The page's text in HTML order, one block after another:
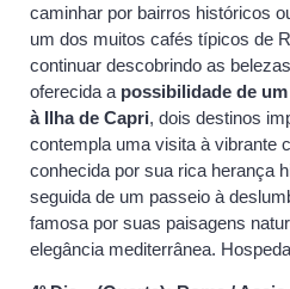
caminhar por bairros históricos
um dos muitos cafés típicos de
continuar descobrindo as
oferecida a possibilidade de
à Ilha de Capri, dois destinos
contempla uma visita à vibrante
conhecida por sua rica herança
seguida de um passeio à
famosa por suas paisagens
elegância mediterrânea.